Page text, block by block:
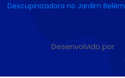
Descupinizadora no Jardim Belém
Desenvolvido por